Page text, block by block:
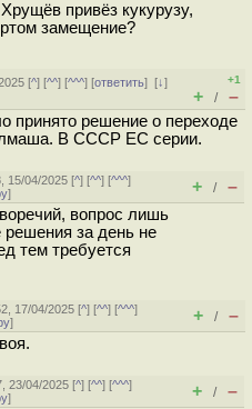
привёз кукурузу,
замещение?
[^] [^^] [^^^] [ответить][↓]
+1
+ / –
принято решение о переходе
В СССР ЕС серии.
15/04/2025 [^] [^^] [^^^]
] + / –
вопрос лишь
решения за день не
тем требуется
17/04/2025 [^] [^^] [^^^]
] + / –
23/04/2025 [^] [^^] [^^^]
] + / –